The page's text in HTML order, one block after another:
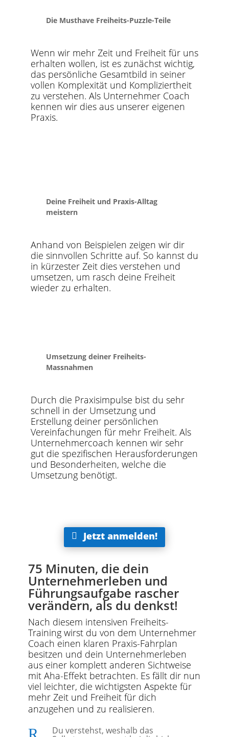
Die Musthave Freiheits-Puzzle-Teile
Wenn wir mehr Zeit und Freiheit für uns
erhalten wollen, ist es zunächst wichtig,
das persönliche Gesamtbild in seiner
vollen Komplexität und Kompliziertheit
zu verstehen. Als Unternehmer Coach
kennen wir dies aus unserer eigenen
Praxis.
Deine Freiheit und Praxis-Alltag
meistern
Anhand von Beispielen zeigen wir dir
die sinnvollen Schritte auf. So kannst du
in kürzester Zeit dies verstehen und
umsetzen, um rasch deine Freiheit
wieder zu erhalten.
Umsetzung deiner Freiheits-
Massnahmen
Durch die Praxisimpulse bist du sehr
schnell in der Umsetzung und
Erstellung deiner persönlichen
Vereinfachungen für mehr Freiheit. Als
Unternehmercoach kennen wir sehr
gut die spezifischen Herausforderungen
und Besonderheiten, welche die
Umsetzung benötigt.
Jetzt anmelden!
75 Minuten, die dein
Unternehmerleben und
Führungsaufgabe rascher
verändern, als du denkst!
Nach diesem intensiven Freiheits-
Training wirst du von dem Unternehmer
Coach einen klaren Praxis-Fahrplan
besitzen und dein Unternehmerleben
aus einer komplett anderen Sichtweise
mit Aha-Effekt betrachten. Es fällt dir nun
viel leichter, die wichtigsten Aspekte für
mehr Zeit und Freiheit für dich
anzugehen und zu realisieren.
Du verstehst, weshalb das